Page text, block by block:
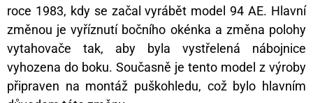
roce 1983, kdy se začal vyrábět model 94 AE. Hlavní
změnou je vyříznutí bočního okénka a změna polohy
vytahovače tak, aby byla vystřelená nábojnice
vyhozena do boku. Současně je tento model z výroby
připraven na montáž puškohledu, což bylo hlavním